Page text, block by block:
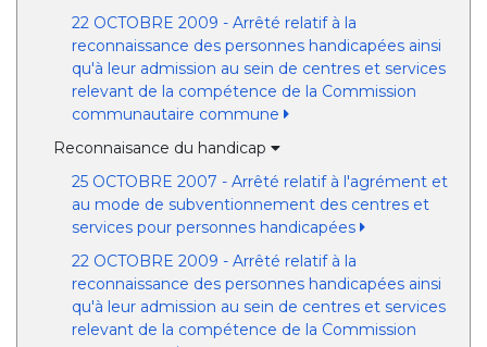
22 OCTOBRE 2009 - Arrêté relatif à la
reconnaissance des personnes handicapées ainsi
qu'à leur admission au sein de centres et services
relevant de la compétence de la Commission
communautaire commune
Reconnaisance du handicap
25 OCTOBRE 2007 - Arrêté relatif à l'agrément et
au mode de subventionnement des centres et
services pour personnes handicapées
22 OCTOBRE 2009 - Arrêté relatif à la
reconnaissance des personnes handicapées ainsi
qu'à leur admission au sein de centres et services
relevant de la compétence de la Commission